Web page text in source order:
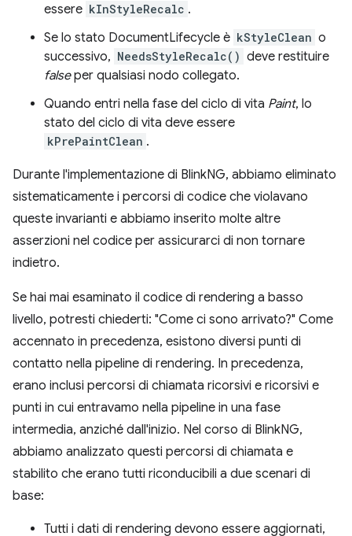
essere kInStyleRecalc .
Se lo stato DocumentLifecycle è kStyleClean o
successivo, NeedsStyleRecalc() deve restituire
falseper qualsiasi nodo collegato.
Quando entri nella fase del ciclo di vita Paint, lo
stato del ciclo di vita deve essere
kPrePaintClean .
Durante l'implementazione di BlinkNG, abbiamo eliminato
sistematicamente i percorsi di codice che violavano
queste invarianti e abbiamo inserito molte altre
asserzioni nel codice per assicurarci di non tornare
indietro.
Se hai mai esaminato il codice di rendering a basso
livello, potresti chiederti: "Come ci sono arrivato?" Come
accennato in precedenza, esistono diversi punti di
contatto nella pipeline di rendering. In precedenza,
erano inclusi percorsi di chiamata ricorsivi e ricorsivi e
punti in cui entravamo nella pipeline in una fase
intermedia, anziché dall'inizio. Nel corso di BlinkNG,
abbiamo analizzato questi percorsi di chiamata e
stabilito che erano tutti riconducibili a due scenari di
base:
Tutti i dati di rendering devono essere aggiornati,